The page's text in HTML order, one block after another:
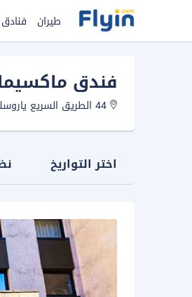
طيران فنادق
فندق
اختر التواريخ